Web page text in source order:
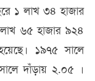
১ লাখ ৩৪ হাজার
৬৫ হাজার ৯২৪
১৯৭৫ সালে
দাঁড়ায় ২.০৫ ।